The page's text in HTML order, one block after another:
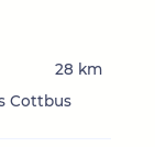
Cottbus
28 km